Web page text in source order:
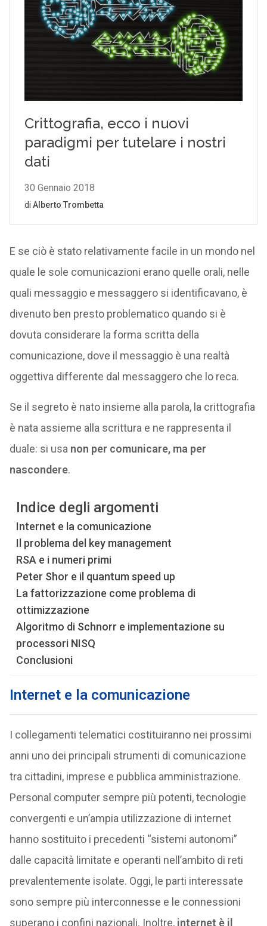
E se ciò è stato relativamente facile in un mondo nel
quale le sole comunicazioni erano quelle orali, nelle
quali messaggio e messaggero si identificavano, è
divenuto ben presto problematico quando si è
dovuta considerare la forma scritta della
comunicazione, dove il messaggio è una realtà
oggettiva differente dal messaggero che lo reca.
Se il segreto è nato insieme alla parola, la crittografia
è nata assieme alla scrittura e ne rappresenta il
duale: si usa non per comunicare, ma per
nascondere.
Indice degli argomenti
Internet e la comunicazione
Il problema del key management
RSA e i numeri primi
Peter Shor e il quantum speed up
La fattorizzazione come problema di
ottimizzazione
Algoritmo di Schnorr e implementazione su
processori NISQ
Conclusioni
Internet e la comunicazione
I collegamenti telematici costituiranno nei prossimi
anni uno dei principali strumenti di comunicazione
tra cittadini, imprese e pubblica amministrazione.
Personal computer sempre più potenti, tecnologie
convergenti e un’ampia utilizzazione di internet
hanno sostituito i precedenti “sistemi autonomi”
dalle capacità limitate e operanti nell’ambito di reti
prevalentemente isolate. Oggi, le parti interessate
sono sempre più interconnesse e le connessioni
superano i confini nazionali. Inoltre, internet è il